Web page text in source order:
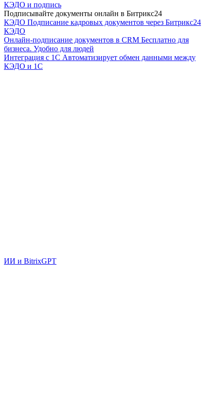
КЭДО и подпись
Подписывайте документы онлайн в Битрикс24
КЭДО Подписание кадровых документов через Битрикс24
КЭДО
Онлайн-подписание документов в CRM Бесплатно для
бизнеса. Удобно для людей
Интеграция с 1С Автоматизирует обмен данными между
КЭДО и 1С
ИИ и BitrixGPT